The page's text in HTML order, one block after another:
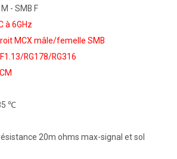
- SMB F
à 6GHz
MCX mâle/femelle SMB
RG178/RG316
℃
20m ohms max-signal et sol